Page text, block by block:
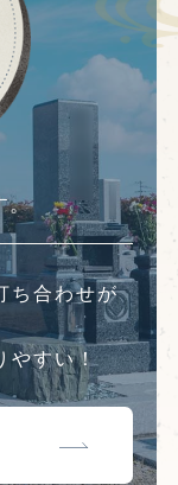
。
ち合わせが
やすい！